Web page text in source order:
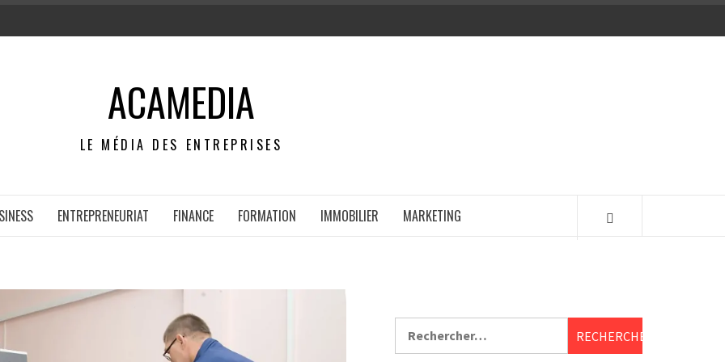
ACAMEDIA
LE MÉDIA DES ENTREPRISES
ENTREPRENEURIAT FINANCE FORMATION IMMOBILIER MARKETING